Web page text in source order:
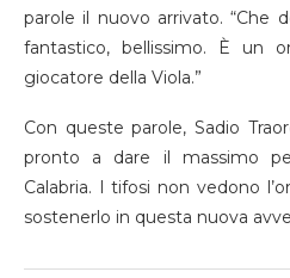
parole il nuovo arrivato. “Che
fantastico, bellissimo. È un
giocatore della Viola.”
Con queste parole, Sadio
pronto a dare il massimo
Calabria. I tifosi non vedono
sostenerlo in questa nuova